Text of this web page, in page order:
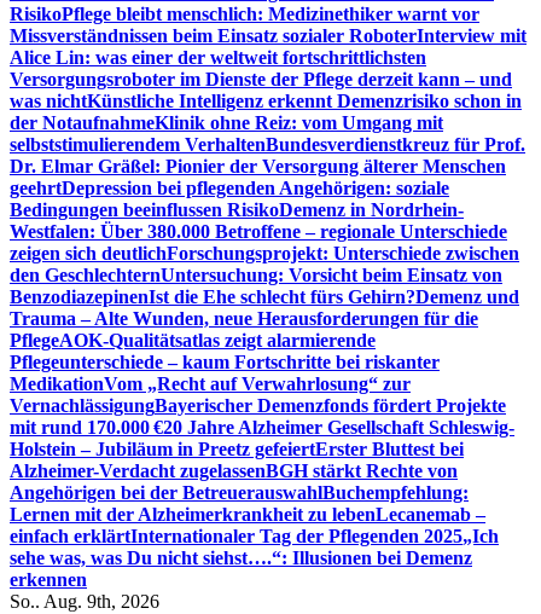
RisikoPflege bleibt menschlich: Medizinethiker warnt vor
Missverständnissen beim Einsatz sozialer RoboterInterview mit
Alice Lin: was einer der weltweit fortschrittlichsten
Versorgungsroboter im Dienste der Pflege derzeit kann – und
was nichtKünstliche Intelligenz erkennt Demenzrisiko schon in
der NotaufnahmeKlinik ohne Reiz: vom Umgang mit
selbststimulierendem VerhaltenBundesverdienstkreuz für Prof.
Dr. Elmar Gräßel: Pionier der Versorgung älterer Menschen
geehrtDepression bei pflegenden Angehörigen: soziale
Bedingungen beeinflussen RisikoDemenz in Nordrhein-
Westfalen: Über 380.000 Betroffene – regionale Unterschiede
zeigen sich deutlichForschungsprojekt: Unterschiede zwischen
den GeschlechternUntersuchung: Vorsicht beim Einsatz von
BenzodiazepinenIst die Ehe schlecht fürs Gehirn?Demenz und
Trauma – Alte Wunden, neue Herausforderungen für die
PflegeAOK-Qualitätsatlas zeigt alarmierende
Pflegeunterschiede – kaum Fortschritte bei riskanter
MedikationVom „Recht auf Verwahrlosung“ zur
VernachlässigungBayerischer Demenzfonds fördert Projekte
mit rund 170.000 €20 Jahre Alzheimer Gesellschaft Schleswig-
Holstein – Jubiläum in Preetz gefeiertErster Bluttest bei
Alzheimer-Verdacht zugelassenBGH stärkt Rechte von
Angehörigen bei der BetreuerauswahlBuchempfehlung:
Lernen mit der Alzheimerkrankheit zu lebenLecanemab –
einfach erklärtInternationaler Tag der Pflegenden 2025„Ich
sehe was, was Du nicht siehst….“: Illusionen bei Demenz
erkennen
So.. Aug. 9th, 2026